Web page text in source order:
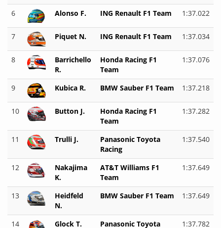
6 Alonso F. ING Renault F1 Team 1:37.022
7 Piquet N. ING Renault F1 Team 1:37.034
8
Barrichello
R.
Honda Racing F1
Team
1:37.076
9 Kubica R. BMW Sauber F1 Team 1:37.218
10 Button J.
Honda Racing F1
Team
1:37.282
11 Trulli J.
Panasonic Toyota
Racing
1:37.540
12
Nakajima
K.
AT&T Williams F1
Team
1:37.649
13
Heidfeld
N.
BMW Sauber F1 Team 1:37.649
14 Glock T. Panasonic Toyota 1:37.782